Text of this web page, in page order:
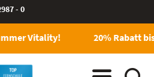
- 0
Vitality! 20% Rabatt